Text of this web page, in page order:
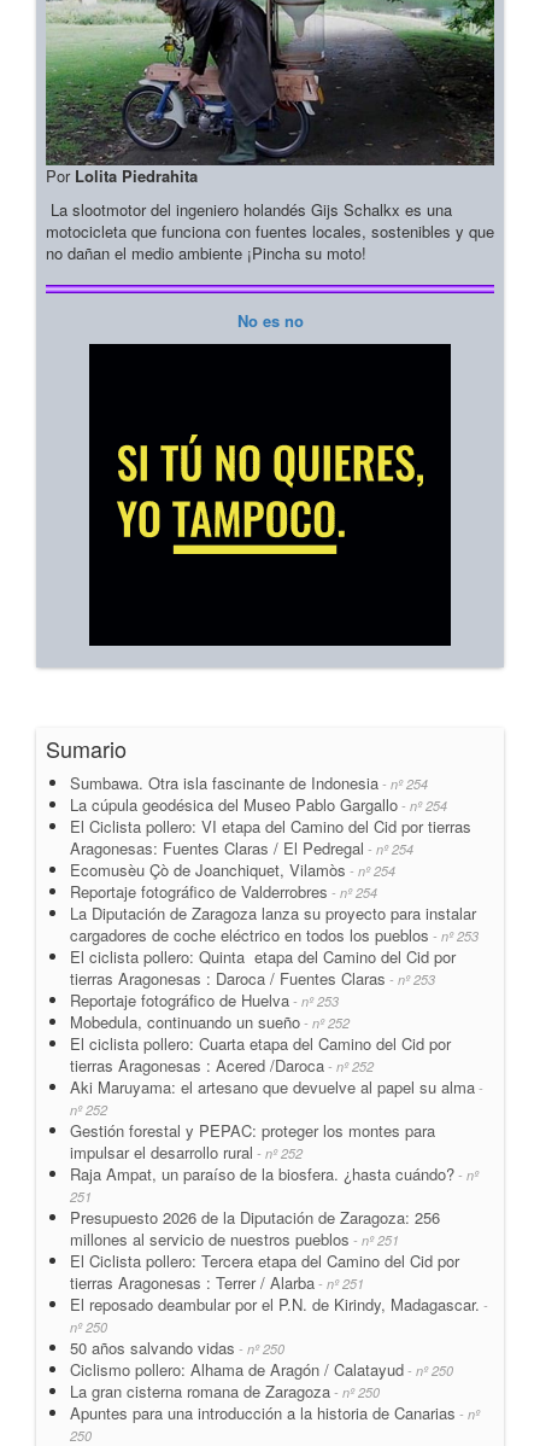
Por Lolita Piedrahita
La slootmotor del ingeniero holandés Gijs Schalkx es una
motocicleta que funciona con fuentes locales, sostenibles y que
no dañan el medio ambiente ¡Pincha su moto!
No es no
Sumario
Sumbawa. Otra isla fascinante de Indonesia - nº 254
La cúpula geodésica del Museo Pablo Gargallo - nº 254
El Ciclista pollero: VI etapa del Camino del Cid por tierras
Aragonesas: Fuentes Claras / El Pedregal - nº 254
Ecomusèu Çò de Joanchiquet, Vilamòs - nº 254
Reportaje fotográfico de Valderrobres - nº 254
La Diputación de Zaragoza lanza su proyecto para instalar
cargadores de coche eléctrico en todos los pueblos - nº 253
El ciclista pollero: Quinta etapa del Camino del Cid por
tierras Aragonesas : Daroca / Fuentes Claras - nº 253
Reportaje fotográfico de Huelva - nº 253
Mobedula, continuando un sueño - nº 252
El ciclista pollero: Cuarta etapa del Camino del Cid por
tierras Aragonesas : Acered /Daroca - nº 252
Aki Maruyama: el artesano que devuelve al papel su alma -
nº 252
Gestión forestal y PEPAC: proteger los montes para
impulsar el desarrollo rural - nº 252
Raja Ampat, un paraíso de la biosfera. ¿hasta cuándo? - nº
251
Presupuesto 2026 de la Diputación de Zaragoza: 256
millones al servicio de nuestros pueblos - nº 251
El Ciclista pollero: Tercera etapa del Camino del Cid por
tierras Aragonesas : Terrer / Alarba - nº 251
El reposado deambular por el P.N. de Kirindy, Madagascar. -
nº 250
50 años salvando vidas - nº 250
Ciclismo pollero: Alhama de Aragón / Calatayud - nº 250
La gran cisterna romana de Zaragoza - nº 250
Apuntes para una introducción a la historia de Canarias - nº
250